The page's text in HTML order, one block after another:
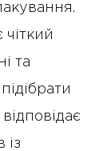
та
із